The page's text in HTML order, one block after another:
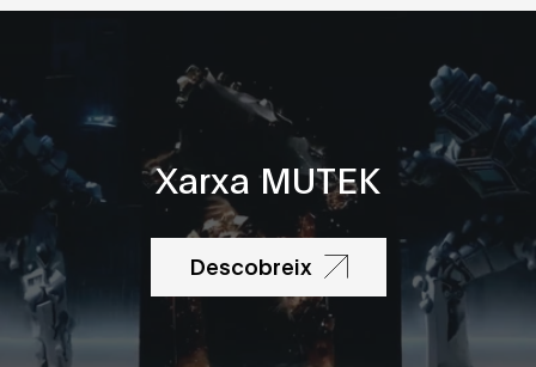
Xarxa MUTEK
Descobreix